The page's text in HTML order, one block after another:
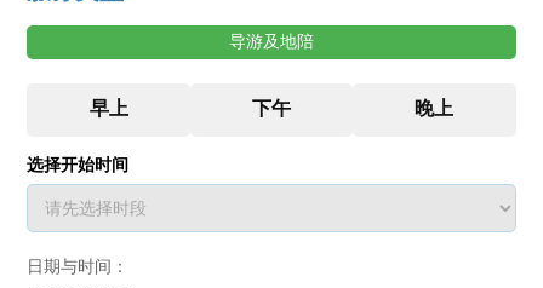
导游及地陪
选择开始时间
日期与时间：